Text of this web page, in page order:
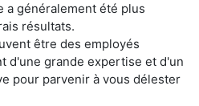
généralement été plus
résultats.
être des employés
d'une grande expertise et d'un
pour parvenir à vous délester